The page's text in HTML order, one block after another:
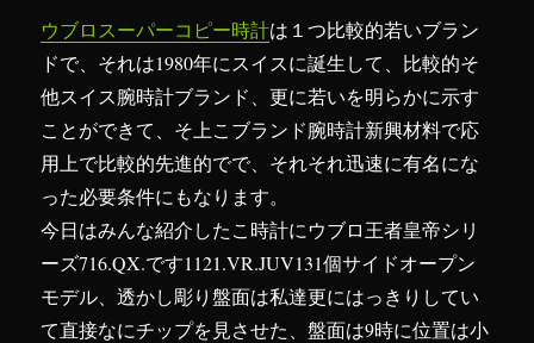
ウブロスーパーコピー時計は１つ比較的若いブラン
ドで、それは1980年にスイスに誕生して、比較的そ
他スイス腕時計ブランド、更に若いを明らかに示す
ことができて、そ上こブランド腕時計新興材料で応
用上で比較的先進的でで、それそれ迅速に有名にな
った必要条件にもなります。
今日はみんな紹介したこ時計にウブロ王者皇帝シリ
ーズ716.QX.です1121.VR.JUV131個サイドオープン
モデル、透かし彫り盤面は私達更にはっきりしてい
て直接なにチップを見させた、盤面は9時に位置は小